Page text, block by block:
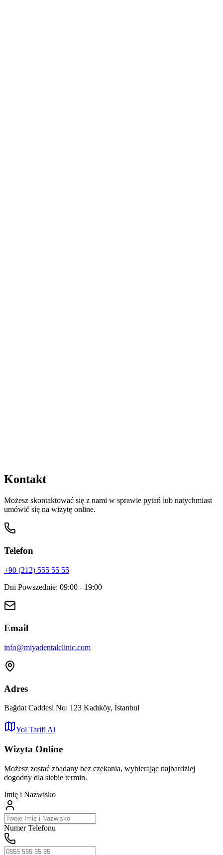
Kontakt
Możesz skontaktować się z nami w sprawie pytań lub natychmiast
umówić się na wizytę online.
Telefon
+90 (212) 555 55 55
Dni Powszednie: 09:00 - 19:00
Email
info@miyadentalclinic.com
Adres
Bağdat Caddesi No: 123 Kadıköy, İstanbul
Yol Tarifi Al
Wizyta Online
Możesz zostać zbadany bez czekania, wybierając najbardziej
dogodny dla siebie termin.
Imię i Nazwisko
Numer Telefonu